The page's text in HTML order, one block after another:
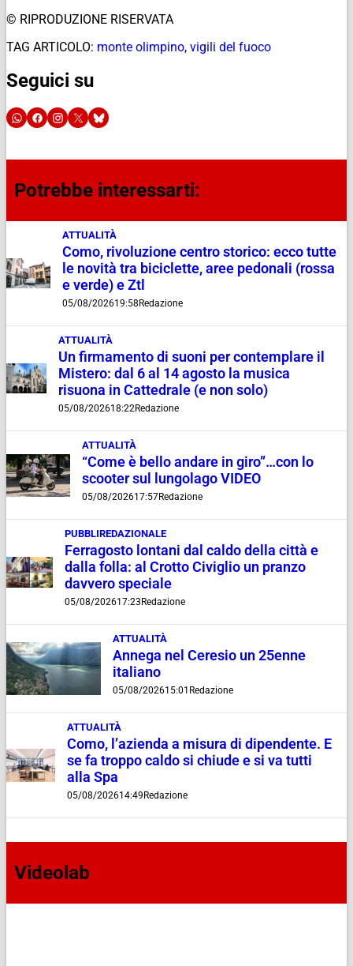
© RIPRODUZIONE RISERVATA
TAG ARTICOLO: monte olimpino, vigili del fuoco
Seguici su
Potrebbe interessarti:
ATTUALITÀ
Como, rivoluzione centro storico: ecco tutte
le novità tra biciclette, aree pedonali (rossa
e verde) e Ztl
05/08/202619:58 Redazione
ATTUALITÀ
Un firmamento di suoni per contemplare il
Mistero: dal 6 al 14 agosto la musica
risuona in Cattedrale (e non solo)
05/08/202618:22Redazione
ATTUALITÀ
“Come è bello andare in giro”…con lo
scooter sul lungolago VIDEO
05/08/202617:57Redazione
PUBBLIREDAZIONALE
Ferragosto lontani dal caldo della città e
dalla folla: al Crotto Civiglio un pranzo
davvero speciale
05/08/202617:23 Redazione
ATTUALITÀ
Annega nel Ceresio un 25enne
italiano
05/08/202615:01 Redazione
ATTUALITÀ
Como, l’azienda a misura di dipendente. E
se fa troppo caldo si chiude e si va tutti
alla Spa
05/08/202614:49 Redazione
Videolab